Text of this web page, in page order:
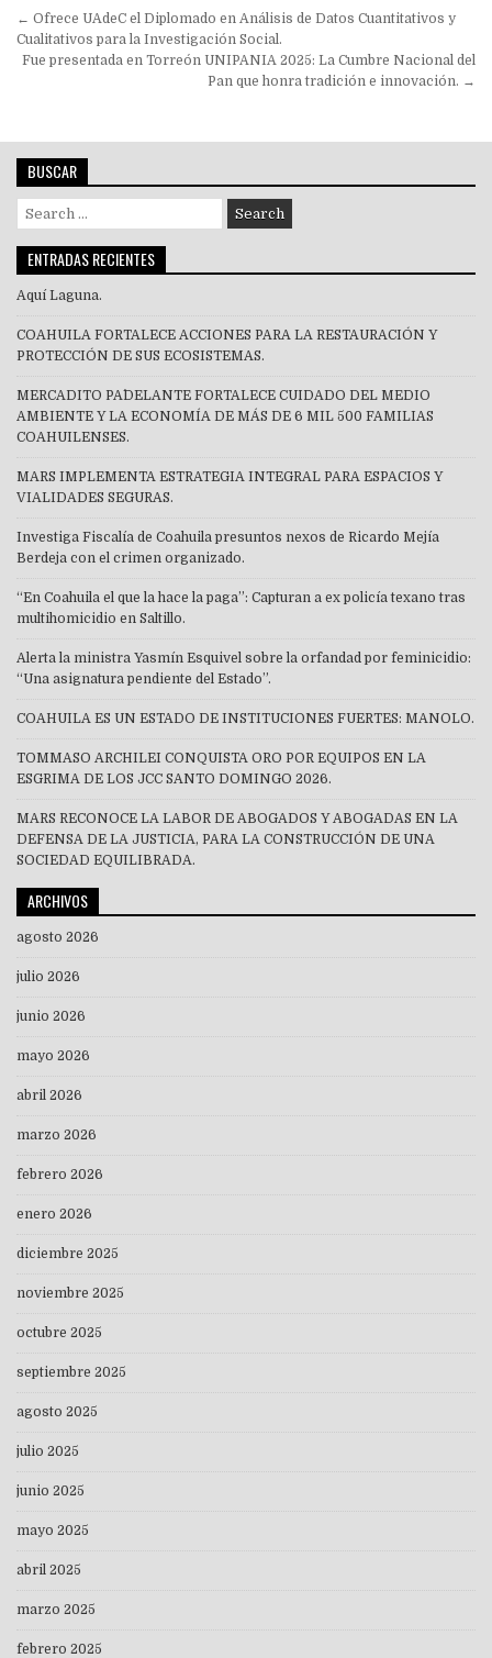
Navegación
de
entradas
← Ofrece UAdeC el Diplomado en Análisis de Datos Cuantitativos y
Cualitativos para la Investigación Social.
Fue presentada en Torreón UNIPANIA 2025: La Cumbre Nacional del
Pan que honra tradición e innovación. →
BUSCAR
Search
for:
ENTRADAS RECIENTES
Aquí Laguna.
COAHUILA FORTALECE ACCIONES PARA LA RESTAURACIÓN Y
PROTECCIÓN DE SUS ECOSISTEMAS.
MERCADITO PA´DELANTE FORTALECE CUIDADO DEL MEDIO
AMBIENTE Y LA ECONOMÍA DE MÁS DE 6 MIL 500 FAMILIAS
COAHUILENSES.
MARS IMPLEMENTA ESTRATEGIA INTEGRAL PARA ESPACIOS Y
VIALIDADES SEGURAS.
Investiga Fiscalía de Coahuila presuntos nexos de Ricardo Mejía
Berdeja con el crimen organizado.
“En Coahuila el que la hace la paga”: Capturan a ex policía texano tras
multihomicidio en Saltillo.
Alerta la ministra Yasmín Esquivel sobre la orfandad por feminicidio:
“Una asignatura pendiente del Estado”.
COAHUILA ES UN ESTADO DE INSTITUCIONES FUERTES: MANOLO.
TOMMASO ARCHILEI CONQUISTA ORO POR EQUIPOS EN LA
ESGRIMA DE LOS JCC SANTO DOMINGO 2026.
MARS RECONOCE LA LABOR DE ABOGADOS Y ABOGADAS EN LA
DEFENSA DE LA JUSTICIA, PARA LA CONSTRUCCIÓN DE UNA
SOCIEDAD EQUILIBRADA.
ARCHIVOS
agosto 2026
julio 2026
junio 2026
mayo 2026
abril 2026
marzo 2026
febrero 2026
enero 2026
diciembre 2025
noviembre 2025
octubre 2025
septiembre 2025
agosto 2025
julio 2025
junio 2025
mayo 2025
abril 2025
marzo 2025
febrero 2025